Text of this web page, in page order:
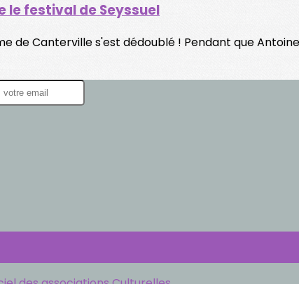
le festival de Seyssuel
de Canterville s'est dédoublé ! Pendant que